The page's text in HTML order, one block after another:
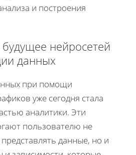
и построения
нейросетей
данных
при помощи
уже сегодня стала
аналитики. Эти
пользователю не
данные, но и